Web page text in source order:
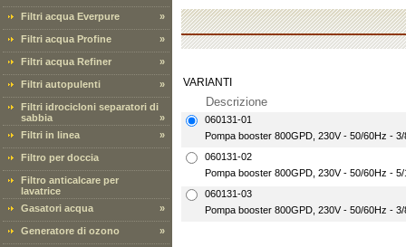
Filtri acqua Everpure »
Filtri acqua Profine »
Filtri acqua Refiner »
Filtri autopulenti »
Filtri idrocicloni separatori di
sabbia
»
Filtri in linea
»
Filtro per doccia
Filtro anticalcare per
lavatrice
Gasatori acqua
»
Generatore di ozono »
VARIANTI
Descrizione
060131-01
Pompa booster 800GPD, 230V - 50/60Hz -
060131-02
Pompa booster 800GPD, 230V - 50/60Hz -
060131-03
Pompa booster 800GPD, 230V - 50/60Hz -